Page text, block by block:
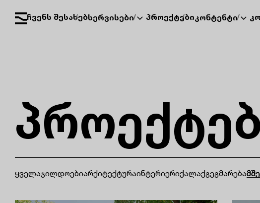
ჩვენს შესახებსერვისები პროექტებიკონტენტი
ყველაჯილდოებიარქიტექტურაინტერიერიქალაქგეგმარება